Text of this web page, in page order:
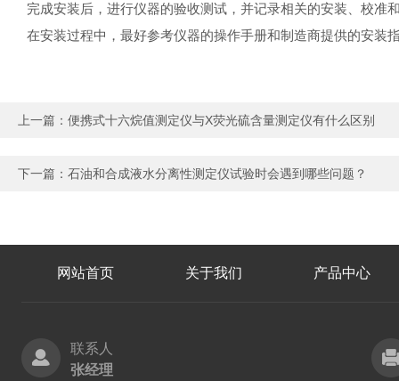
完成安装后，进行仪器的验收测试，并记录相关的安装、校
在安装过程中，最好参考仪器的操作手册和制造商提供的安装
上一篇： 便携式十六烷值测定仪与X荧光硫含量测定仪有什么区别
下一篇： 石油和合成液水分离性测定仪试验时会遇到哪些问题？
网站首页 关于我们 产品中心
联系人
张经理